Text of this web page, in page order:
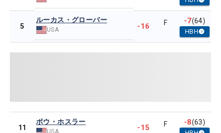
5
ルーカス・グローバー
USA -16 F -7(64)
HBH
11
ボウ・ホスラー
USA -15 F -8(63)